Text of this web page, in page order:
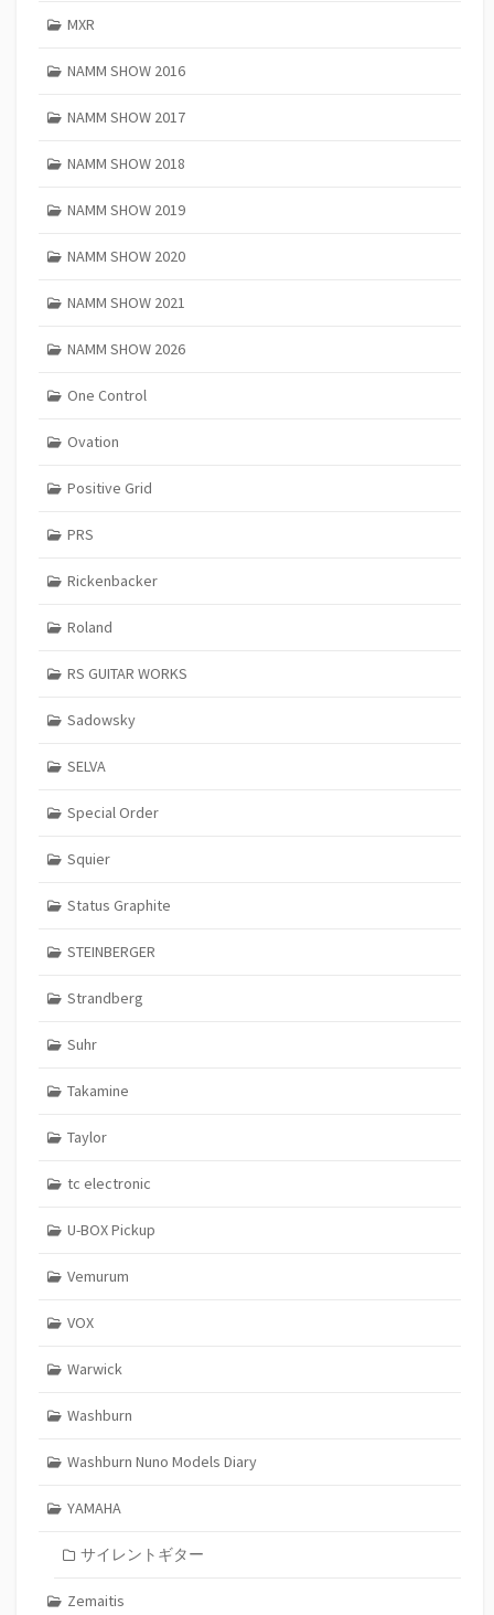
MXR
NAMM SHOW 2016
NAMM SHOW 2017
NAMM SHOW 2018
NAMM SHOW 2019
NAMM SHOW 2020
NAMM SHOW 2021
NAMM SHOW 2026
One Control
Ovation
Positive Grid
PRS
Rickenbacker
Roland
RS GUITAR WORKS
Sadowsky
SELVA
Special Order
Squier
Status Graphite
STEINBERGER
Strandberg
Suhr
Takamine
Taylor
tc electronic
U-BOX Pickup
Vemurum
VOX
Warwick
Washburn
Washburn Nuno Models Diary
YAMAHA
サイレントギター
Zemaitis